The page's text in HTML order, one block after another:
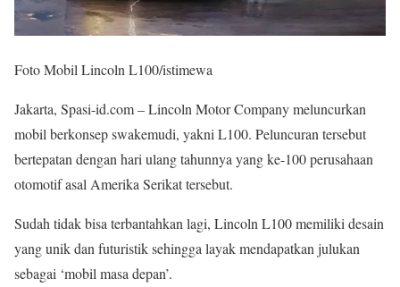
Foto Mobil Lincoln L100/istimewa
Jakarta, Spasi-id.com – Lincoln Motor Company meluncurkan
mobil berkonsep swakemudi, yakni L100. Peluncuran tersebut
bertepatan dengan hari ulang tahunnya yang ke-100 perusahaan
otomotif asal Amerika Serikat tersebut.
Sudah tidak bisa terbantahkan lagi, Lincoln L100 memiliki desain
yang unik dan futuristik sehingga layak mendapatkan julukan
sebagai ‘mobil masa depan’.